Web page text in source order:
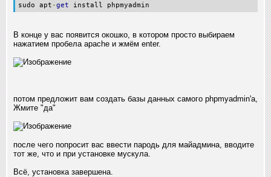
sudo apt -get install phpmyadmin
В конце у вас появится окошко, в котором просто выбираем
нажатием пробела apache и жмём enter.
потом предложит вам создать базы данных самого phpmyadmin'а,
Жмите "да"
после чего попросит вас ввести пародь для майадмина, вводите
тот же, что и при установке мускула.
Всё, установка завершена.